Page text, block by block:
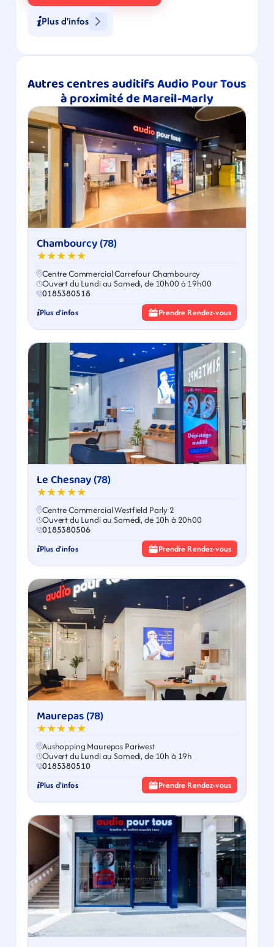
Plus d'infos
Autres centres auditifs Audio Pour Tous
à proximité de Mareil-Marly
Chambourcy (78)
★★★★★
Centre Commercial Carrefour Chambourcy
Ouvert du Lundi au Samedi, de 10h00 à 19h00
0185380518
Plus d'infos Prendre Rendez-vous
Le Chesnay (78)
★★★★★
Centre Commercial Westfield Parly 2
Ouvert du Lundi au Samedi, de 10h à 20h00
0185380506
Plus d'infos Prendre Rendez-vous
Maurepas (78)
★★★★★
Aushopping Maurepas Pariwest
Ouvert du Lundi au Samedi, de 10h à 19h
0185380510
Plus d'infos Prendre Rendez-vous